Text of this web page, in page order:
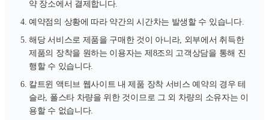
약 장소에서 결제합니다.
예약점의 상황에 따라 약간의 시간차는 발생할 수 있습니다.
해당 서비스로 제품을 구매한 것이 아니라, 외부에서 취득한
제품의 장착을 원하는 이용자는 제8조의 고객상담을 통해 진
행할 수 있습니다.
칼트윈 액티브 웹사이트 내 제품 장착 서비스 예약의 경우 테
슬라, 폴스타 차량을 위한 것이므로 그 외 차량의 소유자는 이
용할 수 없습니다.